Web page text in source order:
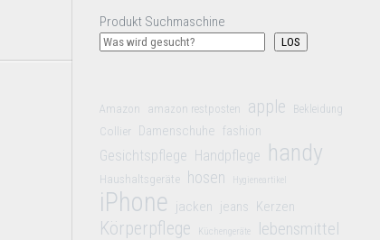
Produkt Suchmaschine
LOS
Amazon amazon restposten apple Bekleidung
Collier Damenschuhe fashion
Gesichtspflege Handpflege handy
Haushaltsgeräte hosen Hygieneartikel
iPhone jacken jeans Kerzen
Körperpflege Küchengeräte lebensmittel